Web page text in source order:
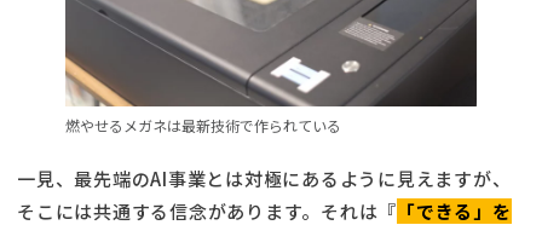
燃やせるメガネは最新技術で作られている
一見、最先端のAI事業とは対極にあるように見えますが、
そこには共通する信念があります。それは『 「できる」を